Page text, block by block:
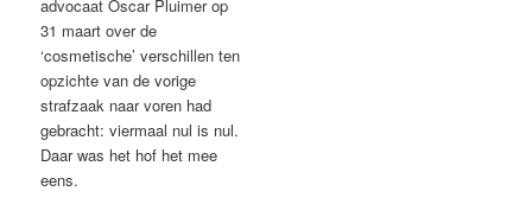
advocaat Oscar Pluimer op
31 maart over de
‘cosmetische’ verschillen ten
opzichte van de vorige
strafzaak naar voren had
gebracht: viermaal nul is nul.
Daar was het hof het mee
eens.